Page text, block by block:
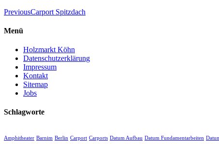
PreviousCarport Spitzdach
Menü
Holzmarkt Köhn
Datenschutzerklärung
Impressum
Kontakt
Sitemap
Jobs
Schlagworte
Amphitheater Barnim Berlin Carport Carports Datum Aufbau Datum Fundamentarbeiten